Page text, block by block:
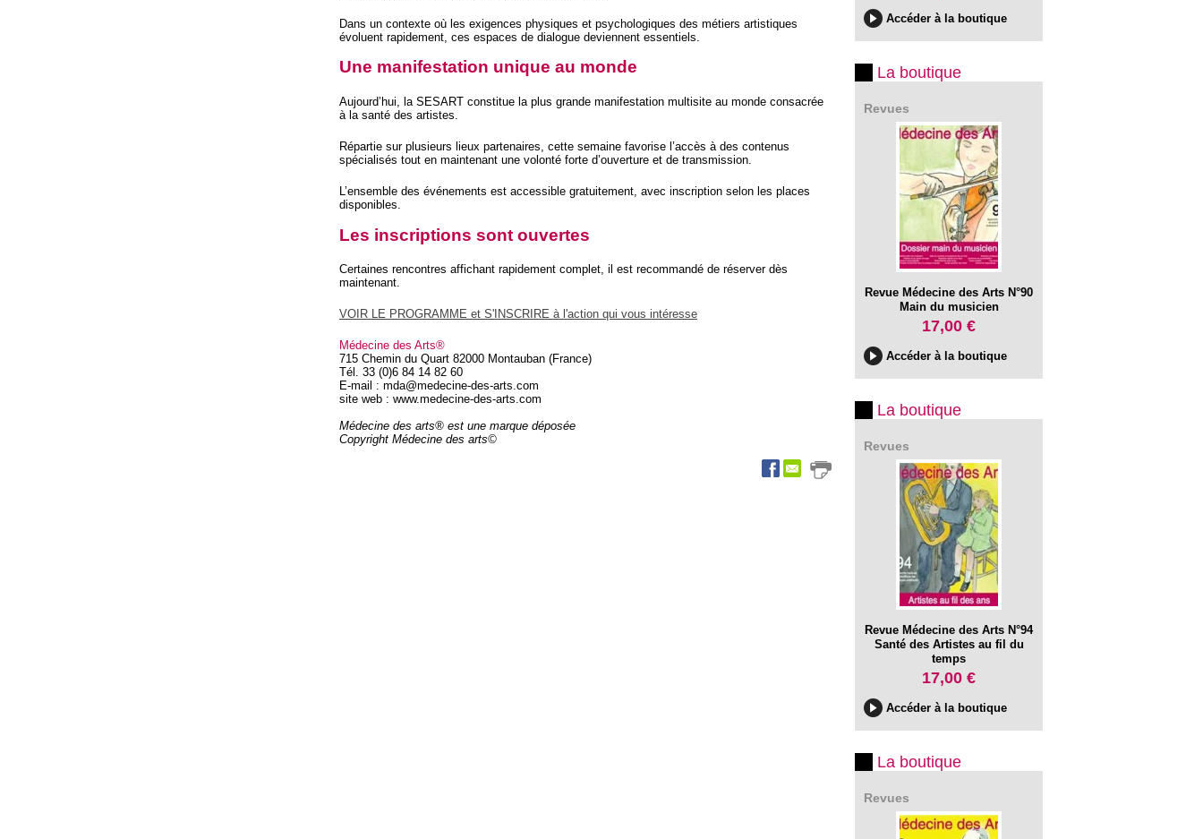
Dans un contexte où les exigences physiques et psychologiques des métiers artistiques
évoluent rapidement, ces espaces de dialogue deviennent essentiels.
Une manifestation unique au monde
Aujourd’hui, la SESART constitue la plus grande manifestation multisite au monde consacrée
à la santé des artistes.
Répartie sur plusieurs lieux partenaires, cette semaine favorise l’accès à des contenus
spécialisés tout en maintenant une volonté forte d’ouverture et de transmission.
L’ensemble des événements est accessible gratuitement, avec inscription selon les places
disponibles.
Les inscriptions sont ouvertes
Certaines rencontres affichant rapidement complet, il est recommandé de réserver dès
maintenant.
VOIR LE PROGRAMME et S'INSCRIRE à l'action qui vous intéresse
Médecine des Arts®
715 Chemin du Quart 82000 Montauban (France)
Tél. 33 (0)6 84 14 82 60
E-mail : mda@medecine-des-arts.com
site web : www.medecine-des-arts.com
Médecine des arts® est une marque déposée
Copyright Médecine des arts©
Accéder à la boutique
La boutique
Revues
Revue Médecine des Arts N°90
Main du musicien
17,00 €
Accéder à la boutique
La boutique
Revues
Revue Médecine des Arts N°94
Santé des Artistes au fil du
temps
17,00 €
Accéder à la boutique
La boutique
Revues